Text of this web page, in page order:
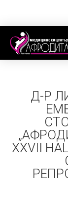
Д-Р
XXVII